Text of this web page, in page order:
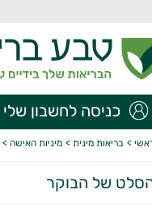
כניסה לחשבון שלי
> בריאות מינית > מיניות האישה >
של הבוקר